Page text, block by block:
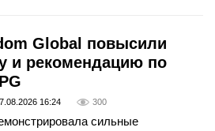
Global повысили
и рекомендацию по
16:24 300
сильные